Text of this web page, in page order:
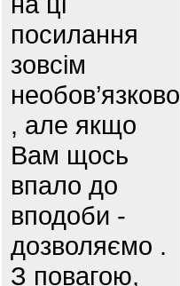
посилання
зовсім
необов’язково
, але якщо
Вам щось
впало до
вподоби -
дозволяємо .
З повагою,